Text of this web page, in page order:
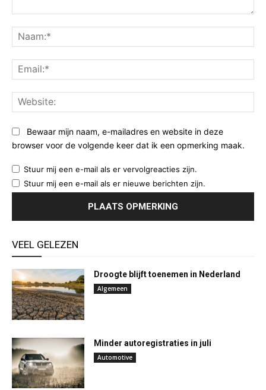
Bewaar mijn naam, e-mailadres en website in deze
browser voor de volgende keer dat ik een opmerking maak.
Stuur mij een e-mail als er vervolgreacties zijn.
Stuur mij een e-mail als er nieuwe berichten zijn.
VEEL GELEZEN
Droogte blijft toenemen in Nederland
Algemeen
Minder autoregistraties in juli
Automotive